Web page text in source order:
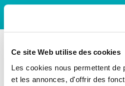
Ce site Web utilise des cookies
Les cookies nous permettent de
et les annonces, d'offrir des